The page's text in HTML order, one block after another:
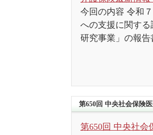
今回の内容 令和
への支援に関す
研究事業」の報
第650回 中央社会保険
第650回 中央社会